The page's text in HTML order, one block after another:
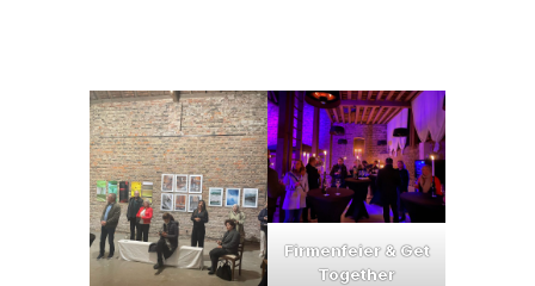
Firmenfeier & Get
Together